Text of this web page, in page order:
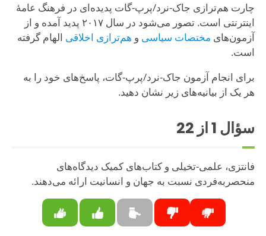
چارت هم‌ترازی جاک-نرد/پرپ-گات پدیده‌ای در فرهنگ عامهٔ
اینترنتی است. تصور می‌شود در سال ۲۰۱۷ پدید آمده و از
آزمون‌های مختصات سیاسی و هم‌ترازی اخلاقی الهام گرفته
است.
برای انجام آزمون جاک-نرد/پرپ-گات، پاسخ‌های خود را به
هر یک از بیانیه‌های زیر نشان دهید.
سؤال 1از 22
فانتزی، علمی-تخیلی و کتاب‌های کمیک دیدگاه‌های
منحصربه‌فردی نسبت به جهان و انسانیت ارائه می‌دهند.